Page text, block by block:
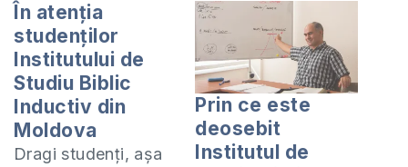
În atenția
studenților
Institutului de
Studiu Biblic
Inductiv din
Moldova
Dragi studenți, așa
Prin ce este
deosebit
Institutul de